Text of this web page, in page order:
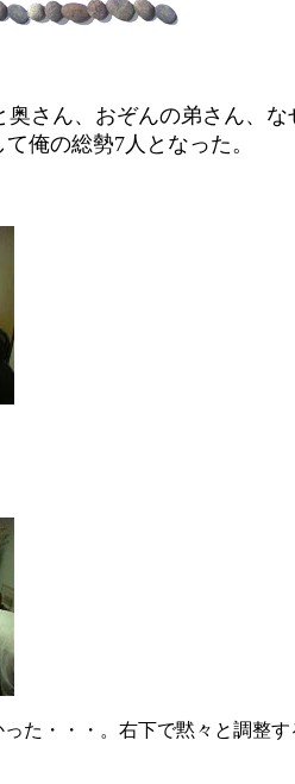
さん、おぞんの弟さん、
俺の総勢7人となった。
た・・・。右下で黙々と調整す